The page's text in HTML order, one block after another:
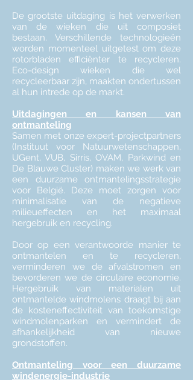
De grootste uitdaging is het verwerken
van de wieken die uit composiet
bestaan. Verschillende technologieën
worden momenteel uitgetest om deze
rotorbladen efficiënter te recycleren.
Eco-design wieken die wel
recycleerbaar zijn, maakten ondertussen
al hun intrede op de markt.
Uitdagingen en kansen van
ontmanteling
Samen met onze expert-projectpartners
(Instituut voor Natuurwetenschappen,
UGent, VUB, Sirris, OVAM, Parkwind en
De Blauwe Cluster) maken we werk van
een duurzame ontmantelingsstrategie
voor België. Deze moet zorgen voor
minimalisatie van de negatieve
milieueffecten en het maximaal
hergebruik en recycling.
Door op een verantwoorde manier te
ontmantelen en te recycleren,
verminderen we de afvalstromen en
bevorderen we de circulaire economie.
Hergebruik van materialen uit
ontmantelde windmolens draagt bij aan
de kosteneffectiviteit van toekomstige
windmolenparken en vermindert de
afhankelijkheid van nieuwe
grondstoffen.
Ontmanteling voor een duurzame
windenergie-industrie